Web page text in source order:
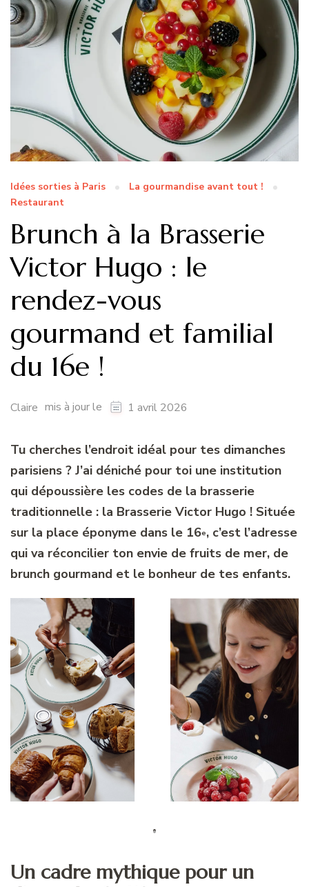
Idées sorties à Paris
La gourmandise avant tout !
Restaurant
Brunch à la Brasserie
Victor Hugo : le
rendez-vous
gourmand et familial
du 16e !
Claire mis à jour le 1 avril 2026
Tu cherches l’endroit idéal pour tes dimanches
parisiens ? J’ai déniché pour toi une institution
qui dépoussière les codes de la brasserie
traditionnelle : la Brasserie Victor Hugo ! Située
sur la place éponyme dans le 16e, c’est l’adresse
qui va réconcilier ton envie de fruits de mer, de
brunch gourmand et le bonheur de tes enfants.
Un cadre mythique pour un